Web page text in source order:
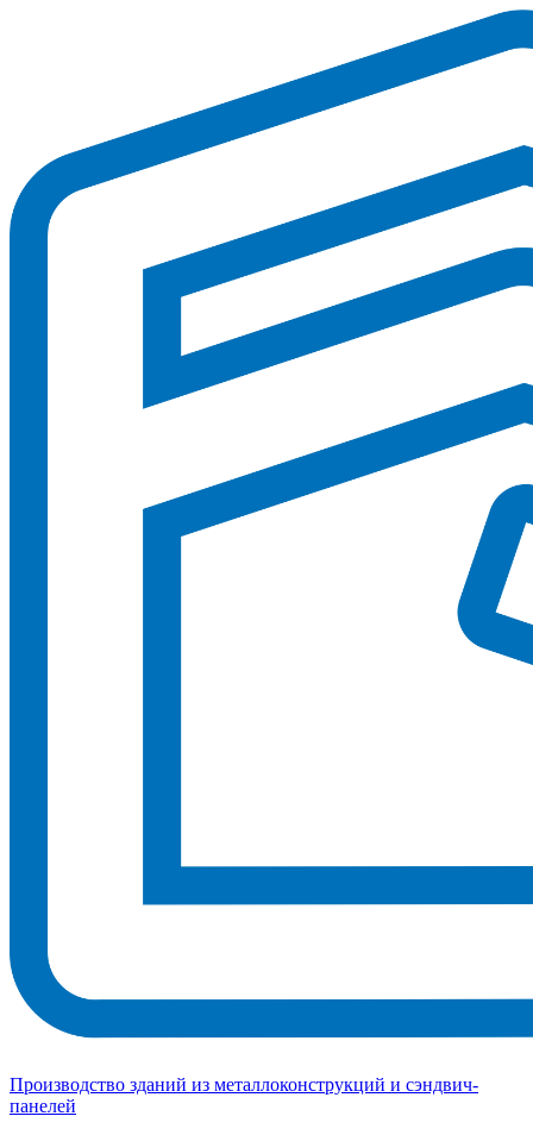
Производство зданий из металлоконструкций и сэндвич-
панелей